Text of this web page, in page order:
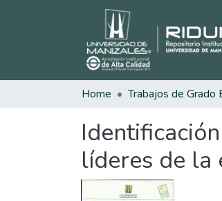
Home
líderes de la